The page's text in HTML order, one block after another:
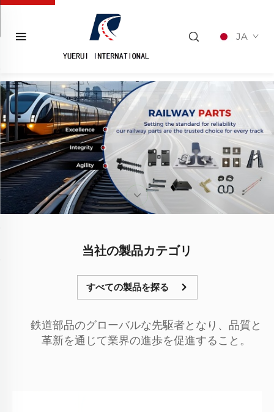
JA
当社の製品カテゴリ
すべての製品を探る
鉄道部品のグローバルな先駆者となり、品質と
革新を通じて業界の進歩を促進すること。